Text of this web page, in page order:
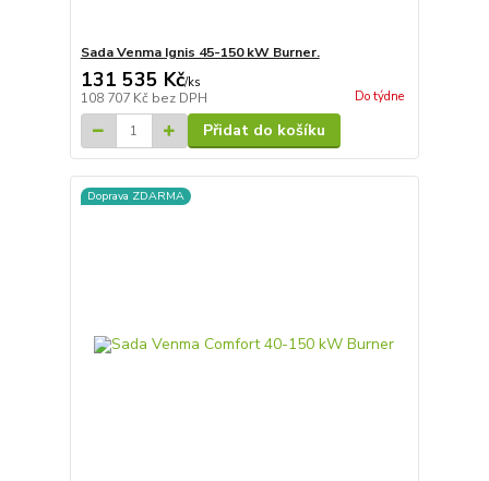
Sada Venma Ignis 45-150 kW Burner.
131 535 Kč/ks
108 707 Kč bez DPH Do týdne
Přidat do košíku
Doprava ZDARMA